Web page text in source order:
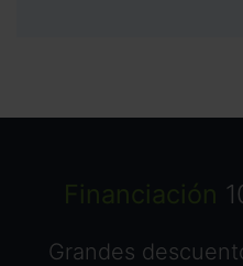
Financiación
Grandes